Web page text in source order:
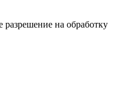
на обработку